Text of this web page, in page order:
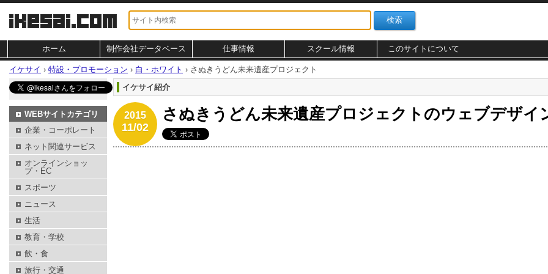
ホーム 制作会社データベース 仕事情報 スクール情報 このサイトについて
イケサイ › 特設・プロモーション › 白・ホワイト › さぬきうどん未来遺産プロジェクト
イケサイ紹介
2015
11/02
さぬきうどん未来遺産プロジェクトのウェブデザイ
WEBサイトカテゴリ
企業・コーポレート
ネット関連サービス
オンラインショッ
プ・EC
スポーツ
ニュース
生活
教育・学校
飲・食
旅行・交通